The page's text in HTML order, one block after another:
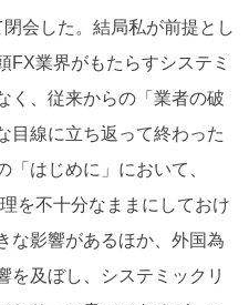
会した。結局私が前提とし
FX業界がもたらすシステミ
く、従来からの「業者の破
目線に立ち返って終わった
「はじめに」において、
を不十分なままにしておけ
な影響があるほか、外国為
を及ぼし、システミックリ